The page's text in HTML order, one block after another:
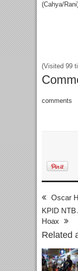
(Cahya/
(Visited 99
comments
Oscar
KPID NTB
Hoax
Related